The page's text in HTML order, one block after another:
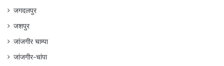
जगदलपुर
जशपुर
जांजगीर चाम्पा
जांजगीर-चांपा